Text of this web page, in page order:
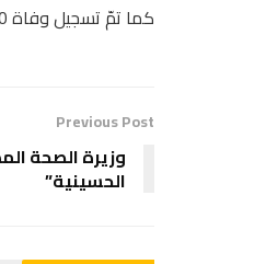
كما تمّ تسجيل وفاة 60 شخصا، وارتفعت الحصيلة الإجمالية للوفيات إلى 3632، بينهم 13 شخصا من ركاب السفينة المذكورة.
Previous Post
وزيرة الصحة
الحسينية”